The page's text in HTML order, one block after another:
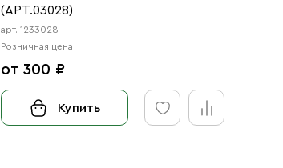
(АРТ.03028)
арт. 1233028
Розничная цена
от 300 ₽
Купить